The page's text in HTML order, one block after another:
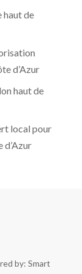
haut de
d’Azur
haut de
local pour
d’Azur
by: Smart